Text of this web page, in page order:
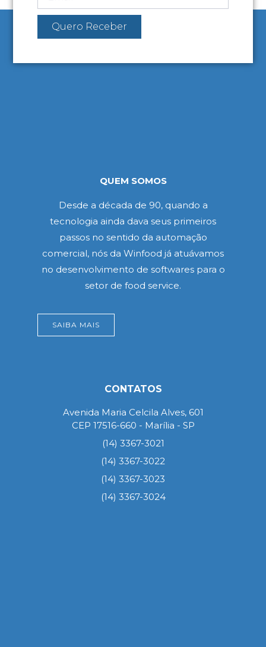
Quero Receber
QUEM SOMOS
Desde a década de 90, quando a
tecnologia ainda dava seus primeiros
passos no sentido da automação
comercial, nós da Winfood já atuávamos
no desenvolvimento de softwares para o
setor de food service.
SAIBA MAIS
CONTATOS
Avenida Maria Celcila Alves, 601
CEP 17516-660 - Marília - SP
(14) 3367-3021
(14) 3367-3022
(14) 3367-3023
(14) 3367-3024